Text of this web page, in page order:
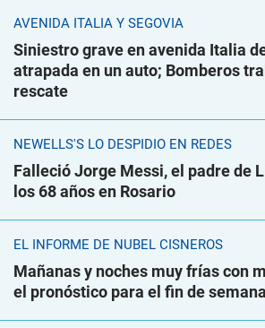
AVENIDA ITALIA Y SEGOVIA
Siniestro grave en avenida Italia
atrapada en un auto; Bomberos
rescate
NEWELLS'S LO DESPIDIÓ EN REDES
Falleció Jorge Messi, el padre de
los 68 años en Rosario
EL INFORME DE NUBEL CISNEROS
Mañanas y noches muy frías con
el pronóstico para el fin de semana